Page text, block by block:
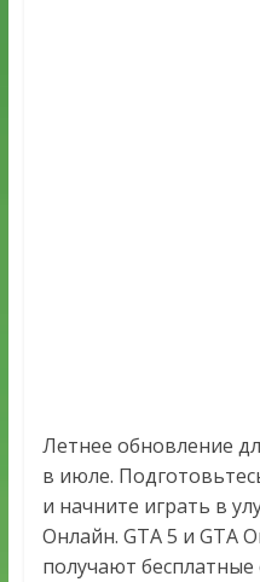
Летнее обновление
в июле.
и начните играть в
Онлайн. GTA 5 и GTA
получают